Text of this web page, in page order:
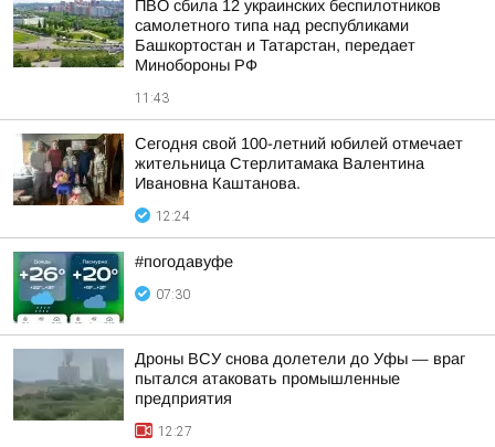
ПВО сбила 12 украинских беспилотников
самолетного типа над республиками
Башкортостан и Татарстан, передает
Минобороны РФ
11:43
Сегодня свой 100-летний юбилей отмечает
жительница Стерлитамака Валентина
Ивановна Каштанова.
12:24
#погодавуфе
07:30
Дроны ВСУ снова долетели до Уфы — враг
пытался атаковать промышленные
предприятия
12:27